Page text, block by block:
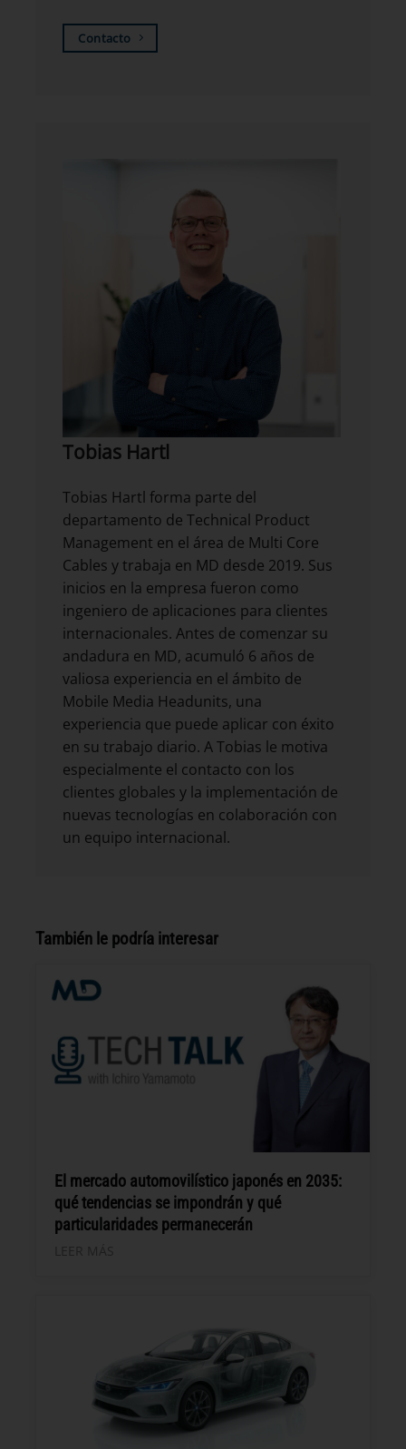
Contacto
Tobias Hartl
Tobias Hartl forma parte del
departamento de Technical Product
Management en el área de Multi Core
Cables y trabaja en MD desde 2019. Sus
inicios en la empresa fueron como
ingeniero de aplicaciones para clientes
internacionales. Antes de comenzar su
andadura en MD, acumuló 6 años de
valiosa experiencia en el ámbito de
Mobile Media Headunits, una
experiencia que puede aplicar con éxito
en su trabajo diario. A Tobias le motiva
especialmente el contacto con los
clientes globales y la implementación de
nuevas tecnologías en colaboración con
un equipo internacional.
También le podría interesar
El mercado automovilístico japonés en 2035:
qué tendencias se impondrán y qué
particularidades permanecerán